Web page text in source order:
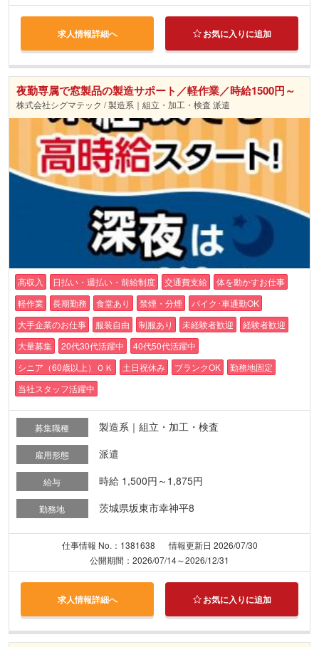
求人情報詳細へ お気に入りに追加
夜勤専属で窓製品の製造サポート／軽作業／時給1500円～
株式会社シグマテック / 製造系｜組立・加工・検査 派遣
高収入 日払い・週払い・前給制度 交通費支給
体を動かすお仕事
軽作業
長期勤務 食堂あり 禁煙・分煙
バイク･車通勤OK
大手企業のお仕事
服装自由 制服あり 未経験者歓迎
経験者歓迎
大量募集
20代30代活躍中
40代50代活躍中
シニア（60歳以上）ＯＫ
土日祝休み ブランクOK
勤務地固定
当社スタッフ活躍中
募集職種 製造系｜組立・加工・検査
雇用形態 派遣
給与 時給 1,500円～1,875円
勤務地 茨城県坂東市幸神平8
仕事情報 No.：1381638
情報更新日 2026/07/30
公開期間：2026/07/14～2026/12/31
求人情報詳細へ お気に入りに追加